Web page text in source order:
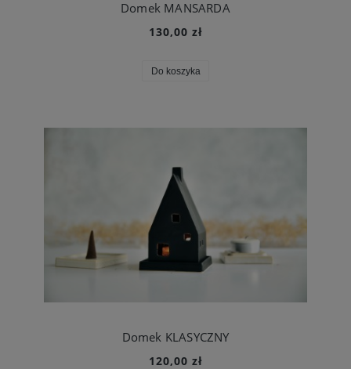
Domek MANSARDA
130,00 zł
Do koszyka
Domek KLASYCZNY
120,00 zł